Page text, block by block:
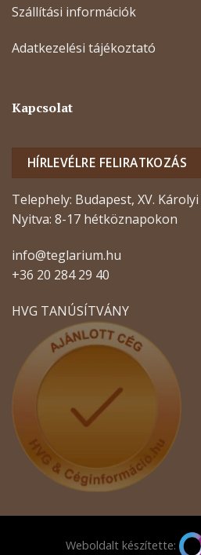
Szállítási információk
Adatkezelési tájékoztató
Kapcsolat
HÍRLEVÉLRE FELIRATKOZÁS
Telephely: Budapest, XV.
Nyitva: 8-17 hétköznapokon
info@teglarium.hu
+36 20 284 29 40
HVG TANÚSÍTVÁNY
Weboldalt készítette: